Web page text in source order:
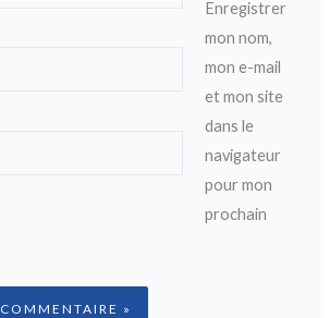
Enregistrer
mon nom,
mon e-mail
et mon site
dans le
navigateur
pour mon
prochain